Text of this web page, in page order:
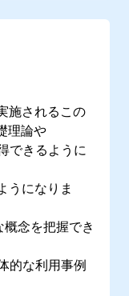
LLMを活用
施されるこの
理論や
できるように
うになりま
念を把握でき
的な利用事例